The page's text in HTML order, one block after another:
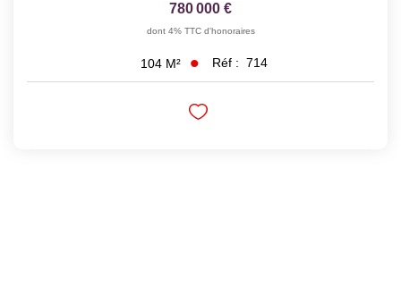
780 000 €
dont 4% TTC d'honoraires
104 M² Réf : 714